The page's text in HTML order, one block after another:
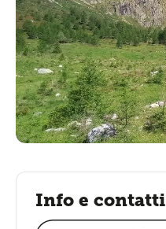
Info e contatti